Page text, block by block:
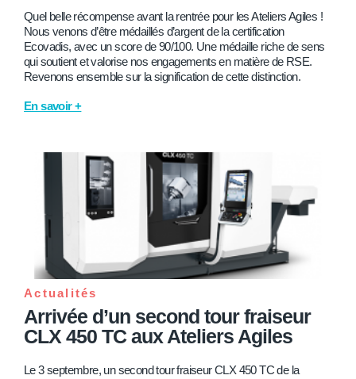
Quel belle récompense avant la rentrée pour les Ateliers Agiles !
Nous venons d’être médaillés d’argent de la certification
Ecovadis, avec un score de 90/100. Une médaille riche de sens
qui soutient et valorise nos engagements en matière de RSE.
Revenons ensemble sur la signification de cette distinction.
En savoir +
Actualités
Arrivée d’un second tour fraiseur
CLX 450 TC aux Ateliers Agiles
Le 3 septembre, un second tour fraiseur CLX 450 TC de la